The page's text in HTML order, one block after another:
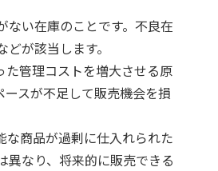
ない在庫のことです。不良在
が該当します。
た管理コストを増大させる原
スが不足して販売機会を損
な商品が過剰に仕入れられた
なり、将来的に販売できる